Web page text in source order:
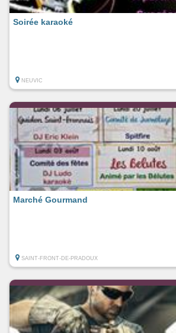
Soirée karaoké
NEUVIC
Marché Gourmand
SAINT-FRONT-DE-PRADOUX